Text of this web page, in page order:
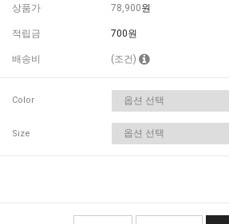
상품가 78,900원
적립금 700원
배송비 (조건)
Color
Size